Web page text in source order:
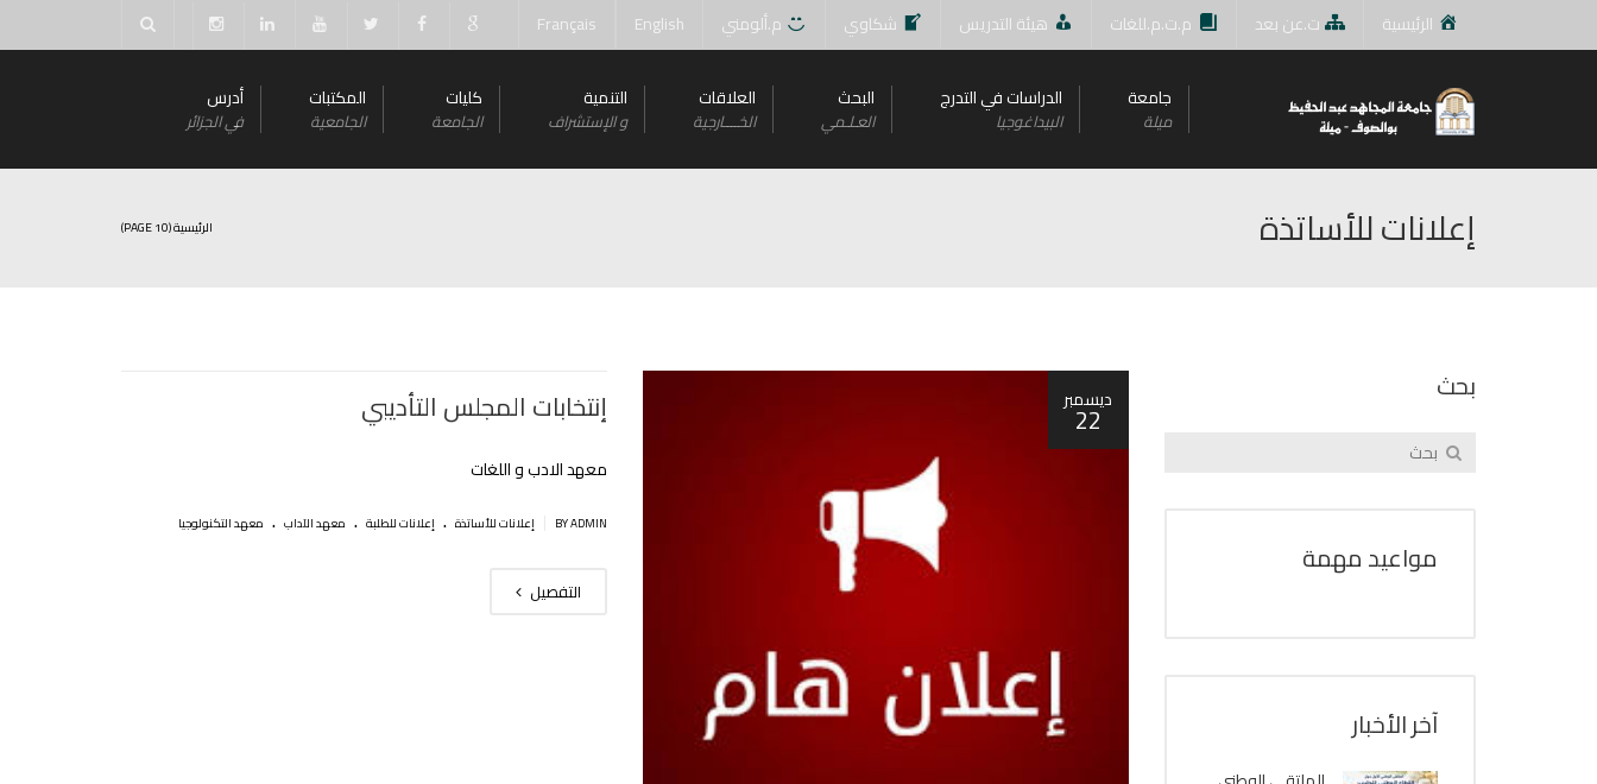
الرئيسية ت.عن بعد م.ت.م.للغات هيئة التدريس شكاوي م.ألومني English
Français
جامعة
ميلة
الدراسات في التدرج
البيداغوجيا
البحث
العـلـمي
العلاقات
الخــــارجية
التنمية
و اﻹستشراف
كليات
الجامعة
المكتبات
الجامعية
أدرس
في الجزائر
إعلانات للأساتذة الرئيسية(PAGE 10)
ديسمبر
22 إنتخابات المجلس التأديبي
معهد الادب و اللغات
BY ADMIN إعلانات للأساتذة . إعلانات للطلبة . معهد الآداب . معهد التكنولوجيا
التفصيل
بحث
مواعيد مهمة
آخر الأخبار